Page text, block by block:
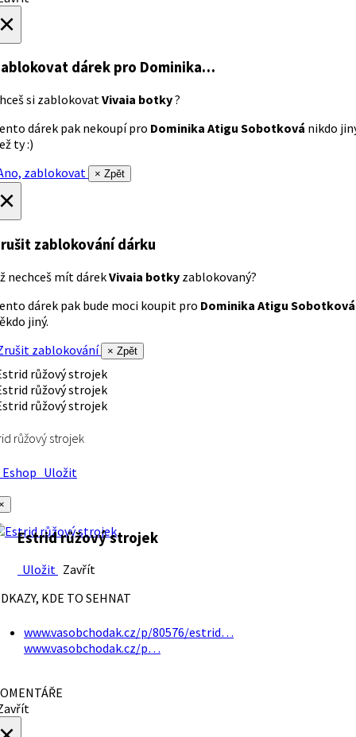
dárek pro Dominika…
si zablokovatVivaia botky?
dárek pak nekoupí pro Dominika Atigu Sobotková nikdo
ty :)
zablokovat
× Zpět
zablokování dárku
nechceš mít dárekVivaia botky zablokovaný?
dárek pak bude moci koupit pro Dominika Atigu Sobotková
jiný.
zablokování
× Zpět
růžový strojek
Uložit
Estrid růžový strojek
Uložit Zavřít
KDE TO SEHNAT
www.vasobchodak.cz/p/80576/estrid…
www.vasobchodak.cz/p…